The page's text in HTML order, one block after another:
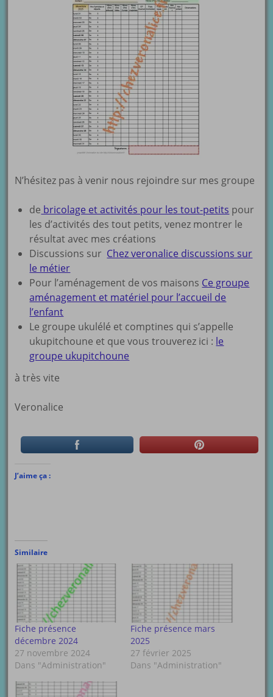
N’hésitez pas à venir nous rejoindre sur mes groupe
de bricolage et activités pour les tout-petits pour
les d’activités des tout petits, venez montrer le
résultat avec mes créations
Discussions sur Chez veronalice discussions sur
le métier
Pour l’aménagement de vos maisons Ce groupe
aménagement et matériel pour l’accueil de
l’enfant
Le groupe ukulélé et comptines qui s’appelle
ukupitchoune et que vous trouverez ici : le
groupe ukupitchoune
à très vite
Veronalice
J’aime ça :
Similaire
Fiche présence
décembre 2024
27 novembre 2024
Dans "Administration"
Fiche présence mars
2025
27 février 2025
Dans "Administration"